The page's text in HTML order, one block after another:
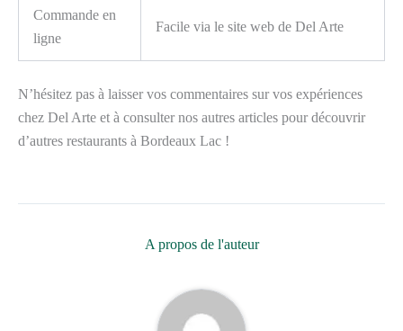
Commande en
ligne
Facile via le site web de Del Arte
N’hésitez pas à laisser vos commentaires sur vos expériences
chez Del Arte et à consulter nos autres articles pour découvrir
d’autres restaurants à Bordeaux Lac !
A propos de l'auteur